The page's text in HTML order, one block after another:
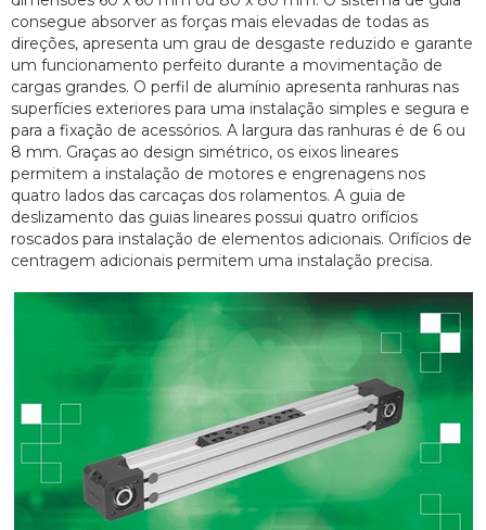
consegue absorver as forças mais elevadas de todas as
direções, apresenta um grau de desgaste reduzido e garante
um funcionamento perfeito durante a movimentação de
cargas grandes. O perfil de alumínio apresenta ranhuras nas
superfícies exteriores para uma instalação simples e segura e
para a fixação de acessórios. A largura das ranhuras é de 6 ou
8 mm. Graças ao design simétrico, os eixos lineares
permitem a instalação de motores e engrenagens nos
quatro lados das carcaças dos rolamentos. A guia de
deslizamento das guias lineares possui quatro orifícios
roscados para instalação de elementos adicionais. Orifícios de
centragem adicionais permitem uma instalação precisa.